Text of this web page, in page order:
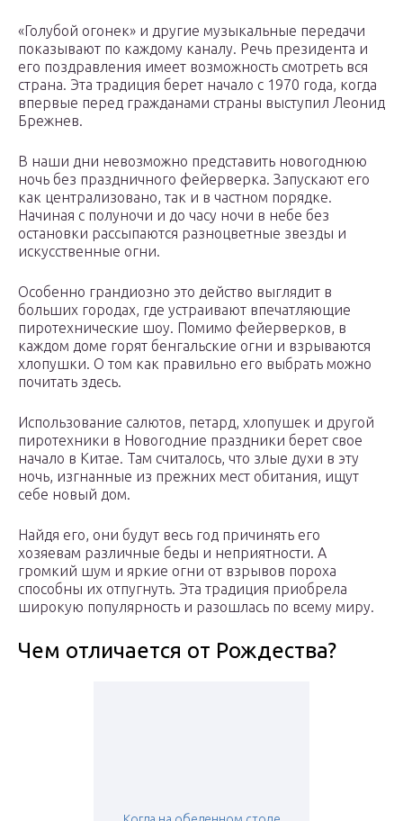
«Голубой огонек» и другие музыкальные передачи
показывают по каждому каналу. Речь президента и
его поздравления имеет возможность смотреть вся
страна. Эта традиция берет начало с 1970 года, когда
впервые перед гражданами страны выступил Леонид
Брежнев.
В наши дни невозможно представить новогоднюю
ночь без праздничного фейерверка. Запускают его
как централизовано, так и в частном порядке.
Начиная с полуночи и до часу ночи в небе без
остановки рассыпаются разноцветные звезды и
искусственные огни.
Особенно грандиозно это действо выглядит в
больших городах, где устраивают впечатляющие
пиротехнические шоу. Помимо фейерверков, в
каждом доме горят бенгальские огни и взрываются
хлопушки. О том как правильно его выбрать можно
почитать здесь.
Использование салютов, петард, хлопушек и другой
пиротехники в Новогодние праздники берет свое
начало в Китае. Там считалось, что злые духи в эту
ночь, изгнанные из прежних мест обитания, ищут
себе новый дом.
Найдя его, они будут весь год причинять его
хозяевам различные беды и неприятности. А
громкий шум и яркие огни от взрывов пороха
способны их отпугнуть. Эта традиция приобрела
широкую популярность и разошлась по всему миру.
Чем отличается от Рождества?